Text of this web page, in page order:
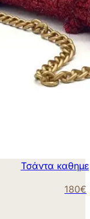
Τσάντα
180€